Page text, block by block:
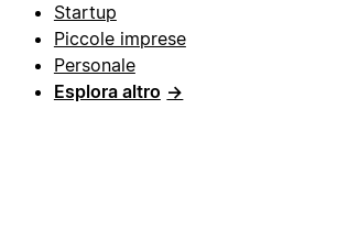
Startup
Piccole imprese
Personale
Esplora altro →